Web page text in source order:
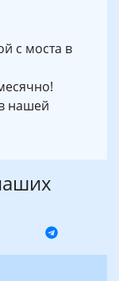
с моста в
нашей